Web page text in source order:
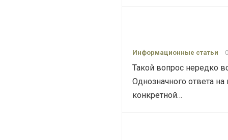
Информационные статьи
Такой вопрос нередко
Однозначного ответа на
конкретной…